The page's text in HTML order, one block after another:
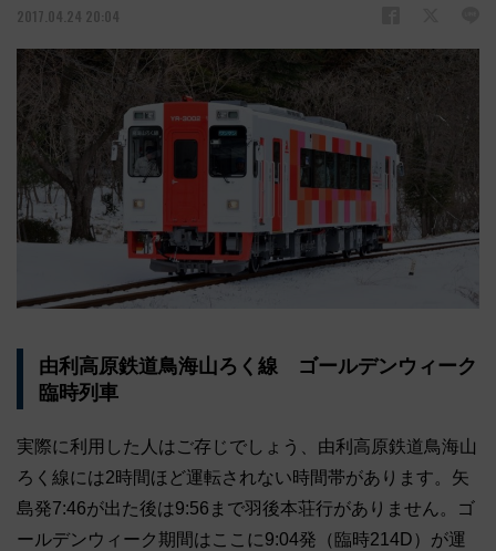
2017.04.24 20:04
由利高原鉄道鳥海山ろく線 ゴールデンウィーク
臨時列車
実際に利用した人はご存じでしょう、由利高原鉄道鳥海山
ろく線には2時間ほど運転されない時間帯があります。矢
島発7:46が出た後は9:56まで羽後本荘行がありません。ゴ
ールデンウィーク期間はここに9:04発（臨時214D）が運